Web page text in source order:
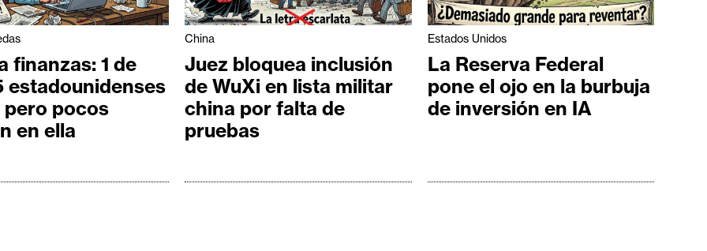
finanzas: 1 de
estadounidenses
pero pocos
en ella
China
Juez bloquea inclusión
de WuXi en lista militar
china por falta de
pruebas
Estados Unidos
La Reserva Federal
pone el ojo en la burbuja
de inversión en IA